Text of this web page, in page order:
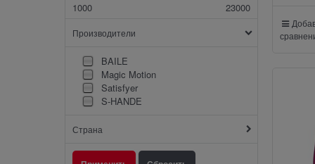
1000 23000
Производители
BAILE
Magic Motion
Satisfyer
S-HANDE
Страна